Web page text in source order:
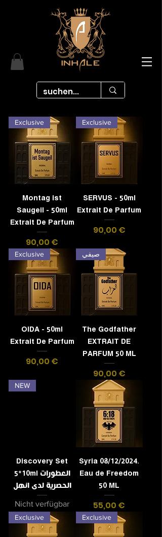
Exclusive
Montag ist
Saugeil - 50ml
Extrait De Parfum
Preis
90,00 €
Exclusive
SERVUS - 50ml
Extrait De Parfum
Preis
90,00 €
Exclusive
OIDA - 50ml
Extrait De Parfum
Preis
90,00 €
صيفي
The Godfather
EXTRAIT DE
PARFUM 50 ML
Preis
90,00 €
NEW
Discovery Set
5*10ml العطورات
الحصرية لدى انهل
Nicht verfügbar
Syria 08/12/2024.
Eau de Freedom
50 ML
Preis
55,00 €
Exclusive Exclusive